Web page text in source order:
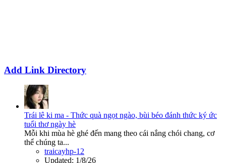
Add Link Directory
Trái lê ki ma - Thức quà ngọt ngào, bùi béo đánh thức ký ức
tuổi thơ ngày hè
Mỗi khi mùa hè ghé đến mang theo cái nắng chói chang, cơ
thể chúng ta...
traicayhp-12
Updated: 1/8/26